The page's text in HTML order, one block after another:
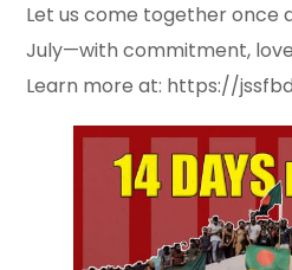
Let us come together once
July—with commitment,
Learn more at: https://